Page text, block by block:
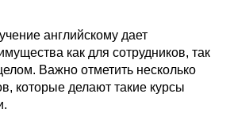
английскому дает
как для сотрудников, так
Важно отметить несколько
которые делают такие курсы